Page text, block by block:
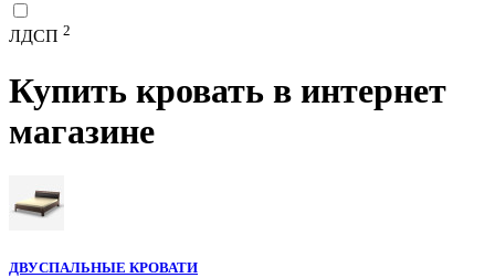
ЛДСП 2
Купить кровать в интернет
магазине
ДВУСПАЛЬНЫЕ КРОВАТИ